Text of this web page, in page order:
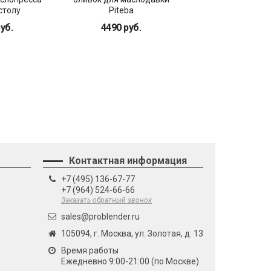
Piteba
4490 руб.
Контактная информация
+7 (495) 136-67-77
+7 (964) 524-66-66
Заказать обратный звонок
sales@problender.ru
105094, г. Москва, ул. Золотая, д. 13
Время работы
Ежедневно 9:00-21:00 (по Москве)